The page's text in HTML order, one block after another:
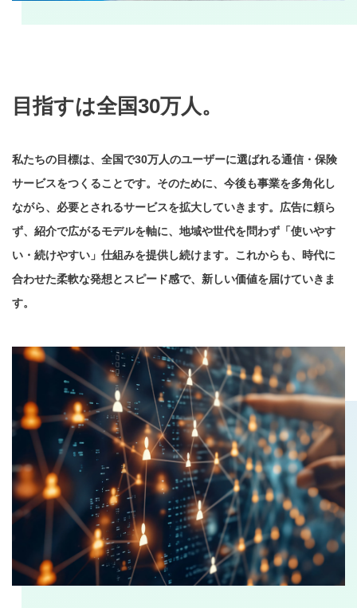
目指すは全国30万人。
私たちの目標は、全国で30万人のユーザーに選ばれる通信・保険
サービスをつくることです。そのために、今後も事業を多角化し
ながら、必要とされるサービスを拡大していきます。広告に頼ら
ず、紹介で広がるモデルを軸に、地域や世代を問わず「使いやす
い・続けやすい」仕組みを提供し続けます。これからも、時代に
合わせた柔軟な発想とスピード感で、新しい価値を届けていきま
す。